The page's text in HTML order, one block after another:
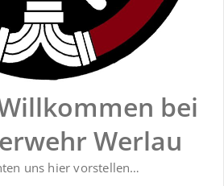
bei
Werlau
uns hier vorstellen…